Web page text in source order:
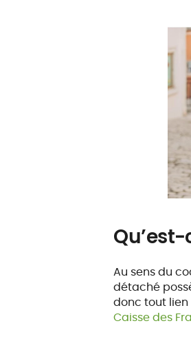
Au sens du
détaché
donc tout lien
Caisse des